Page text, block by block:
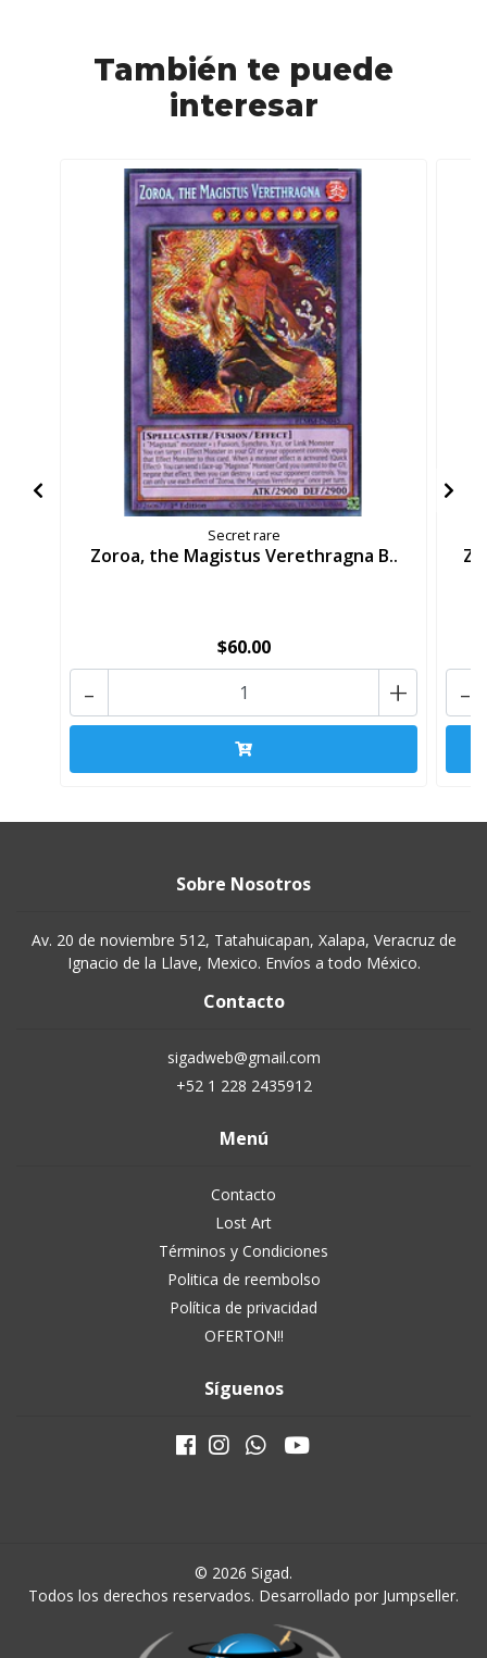
También te puede
interesar
Secret rare
Zoroa, the Magistus Verethragna B..
$60.00
+
- -
Sobre Nosotros
Av. 20 de noviembre 512, Tatahuicapan, Xalapa, Veracruz de
Ignacio de la Llave, Mexico. Envíos a todo México.
Contacto
sigadweb@gmail.com
+52 1 228 2435912
Menú
Contacto
Lost Art
Términos y Condiciones
Politica de reembolso
Política de privacidad
OFERTON!!
Síguenos
© 2026 Sigad.
Todos los derechos reservados. Desarrollado por Jumpseller.